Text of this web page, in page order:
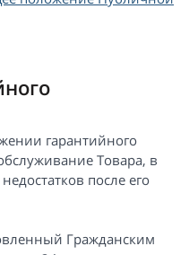
гарантийного
Товара, в
после его
Гражданским